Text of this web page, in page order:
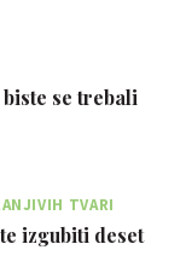
se trebali
TVARI
izgubiti deset